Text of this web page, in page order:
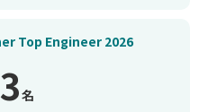
Top Engineer 2026
名